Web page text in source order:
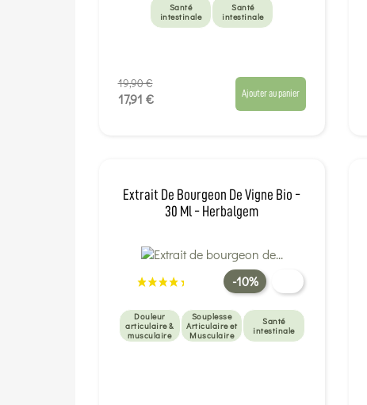
Santé
intestinale
Santé
intestinale
19,90 €
17,91 € Ajouter au panier
Extrait De Bourgeon De Vigne Bio -
30 Ml - Herbalgem
-10%
Douleur
articulaire &
musculaire
Souplesse
Articulaire et
Musculaire
Santé
intestinale